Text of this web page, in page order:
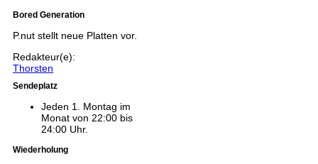
Bored Generation
P.nut stellt neue Platten vor.
Redakteur(e):
Thorsten
Sendeplatz
Jeden 1. Montag im
Monat von 22:00 bis
24:00 Uhr.
Wiederholung